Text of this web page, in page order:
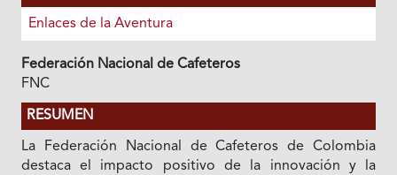
Enlaces de la Aventura
Federación Nacional de Cafeteros
FNC
RESUMEN
La Federación Nacional de Cafeteros de Colombia
destaca el impacto positivo de la innovación y la